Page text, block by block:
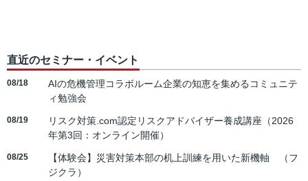
直近のセミナー・イベント
08/18
AIの危機管理コラボルーム企業の知恵を集めるコミュニテ
ィ勉強会
08/19
リスク対策.com認定リスクアドバイザー養成講座（2026
年第3回：オンライン開催）
08/25
【体験会】災害対策本部の机上訓練を用いた新機軸 （フ
ジクラ）